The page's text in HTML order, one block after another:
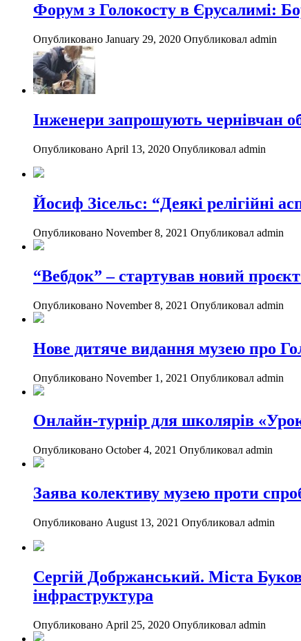
Форум з Голокосту в Єрусалимі:
Опубликовано January 29, 2020 Опубликовал admin
Інженери запрошують чернівчан
Опубликовано April 13, 2020 Опубликовал admin
Йосиф Зісельс: “Деякі релігійні
Опубликовано November 8, 2021 Опубликовал admin
“Вебдок” – стартував новий
Опубликовано November 8, 2021 Опубликовал admin
Нове дитяче видання музею про
Опубликовано November 1, 2021 Опубликовал admin
Онлайн-турнір для школярів
Опубликовано October 4, 2021 Опубликовал admin
Заява колективу музею проти
Опубликовано August 13, 2021 Опубликовал admin
Сергій Добржанський. Міста
інфраструктура
Опубликовано April 25, 2020 Опубликовал admin